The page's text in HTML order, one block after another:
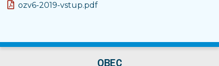
ozv6-2019-vstup.pdf
OBEC